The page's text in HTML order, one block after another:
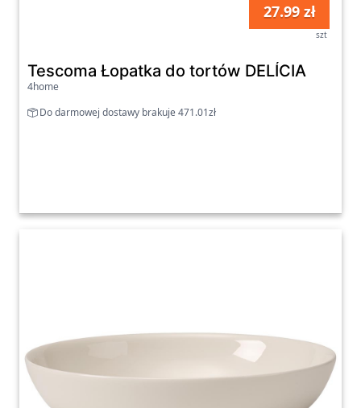
27.99 zł
szt
Tescoma Łopatka do tortów DELÍCIA
4home
Do darmowej dostawy brakuje 471.01zł